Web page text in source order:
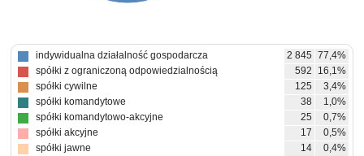
indywidualna działalność gospodarcza 2 845 77,4%
spółki z ograniczoną odpowiedzialnością
592
16,1%
spółki cywilne
125
3,4%
spółki komandytowe
38
1,0%
spółki komandytowo-akcyjne
25
0,7%
spółki akcyjne
17
0,5%
spółki jawne
14
0,4%